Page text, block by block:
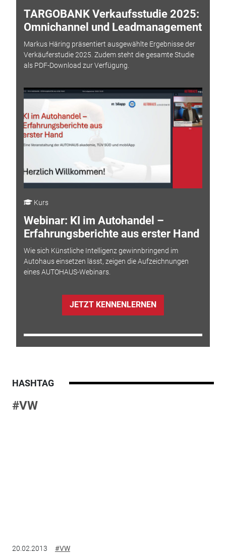
TARGOBANK Verkaufsstudie 2025:
Omnichannel und Leadmanagement
Markus Häring präsentiert ausgewählte Ergebnisse der
Verkäuferstudie 2025. Zudem steht die gesamte Studie
als PDF-Download zur Verfügung.
Kurs
Webinar: KI im Autohandel –
Erfahrungsberichte aus erster Hand
Wie sich Künstliche Intelligenz gewinnbringend im
Autohaus einsetzen lässt, zeigen die Aufzeichnungen
eines AUTOHAUS-Webinars.
JETZT KENNENLERNEN
HASHTAG
#VW
20.02.2013 #VW